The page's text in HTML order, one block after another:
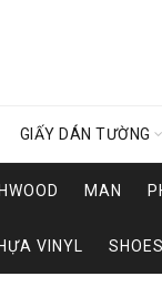
GIẤY DÁN TƯỜNG
HWOOD MAN
VINYL SHOES